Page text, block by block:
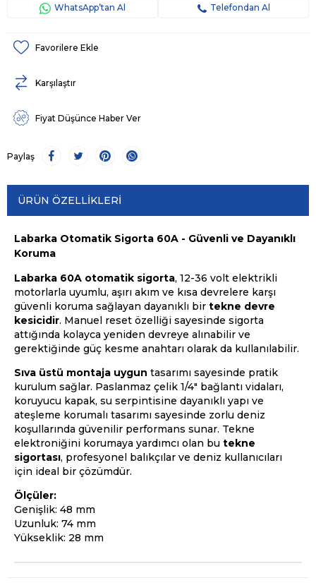
WhatsApp’tan Al Telefondan Al
Favorilere Ekle
Karşılaştır
Fiyat Düşünce Haber Ver
Paylaş
ÜRÜN ÖZELLIKLERI
Labarka Otomatik Sigorta 60A - Güvenli ve Dayanıklı
Koruma
Labarka 60A otomatik sigorta, 12-36 volt elektrikli
motorlarla uyumlu, aşırı akım ve kısa devrelere karşı
güvenli koruma sağlayan dayanıklı bir tekne devre
kesicidir. Manuel reset özelliği sayesinde sigorta
attığında kolayca yeniden devreye alınabilir ve
gerektiğinde güç kesme anahtarı olarak da kullanılabilir.
Sıva üstü montaja uygun tasarımı sayesinde pratik
kurulum sağlar. Paslanmaz çelik 1/4" bağlantı vidaları,
koruyucu kapak, su serpintisine dayanıklı yapı ve
ateşleme korumalı tasarımı sayesinde zorlu deniz
koşullarında güvenilir performans sunar. Tekne
elektroniğini korumaya yardımcı olan bu tekne
sigortası, profesyonel balıkçılar ve deniz kullanıcıları
için ideal bir çözümdür.
Ölçüler:
Genişlik: 48 mm
Uzunluk: 74 mm
Yükseklik: 28 mm